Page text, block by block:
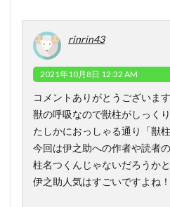
rinrin43
2021年10月8日 12:32 AM
コメントありがとうございます
獣の呼吸なので獣柱がしっくり
たしかにおっしゃる通り「獣
今回は伊之助への作者や読者
柱名つくんじゃないだろうか
伊之助人気はすごいですよね！